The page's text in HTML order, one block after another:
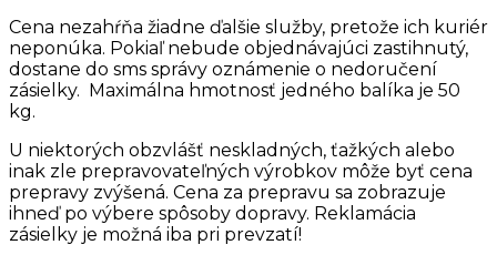
Cena nezahŕňa žiadne ďalšie služby, pretože ich kuriér
neponúka. Pokiaľ nebude objednávajúci zastihnutý,
dostane do sms správy oznámenie o nedoručení
zásielky. Maximálna hmotnosť jedného balíka je 50
kg.
U niektorých obzvlášť neskladných, ťažkých alebo
inak zle prepravovateľných výrobkov môže byť cena
prepravy zvýšená. Cena za prepravu sa zobrazuje
ihneď po výbere spôsoby dopravy. Reklamácia
zásielky je možná iba pri prevzatí!